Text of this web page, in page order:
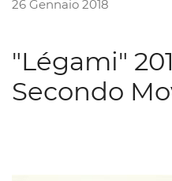
26 Gennaio 2018
"Légami"
Secondo